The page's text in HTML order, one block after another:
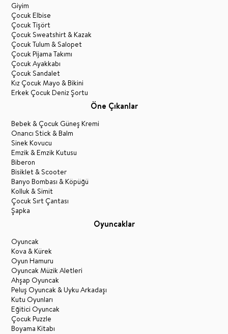
Giyim
Çocuk Elbise
Çocuk Tişört
Çocuk Sweatshirt & Kazak
Çocuk Tulum & Salopet
Çocuk Pijama Takımı
Çocuk Ayakkabı
Çocuk Sandalet
Kız Çocuk Mayo & Bikini
Erkek Çocuk Deniz Şortu
Öne Çıkanlar
Bebek & Çocuk Güneş Kremi
Onarıcı Stick & Balm
Sinek Kovucu
Emzik & Emzik Kutusu
Biberon
Bisiklet & Scooter
Banyo Bombası & Köpüğü
Kolluk & Simit
Çocuk Sırt Çantası
Şapka
Oyuncaklar
Oyuncak
Kova & Kürek
Oyun Hamuru
Oyuncak Müzik Aletleri
Ahşap Oyuncak
Peluş Oyuncak & Uyku Arkadaşı
Kutu Oyunları
Eğitici Oyuncak
Çocuk Puzzle
Boyama Kitabı